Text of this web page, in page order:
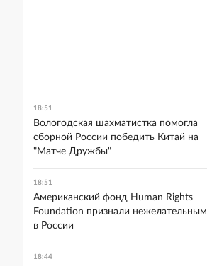
18:51
Вологодская шахматистка помогла
сборной России победить Китай на
"Матче Дружбы"
18:51
Американский фонд Human Rights
Foundation признали нежелательным
в России
18:44